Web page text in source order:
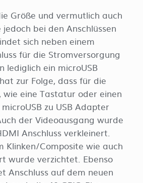
Größe und vermutlich auch
bei den Anschlüssen
sich neben einem
für die Stromversorgung
lediglich ein microUSB
zur Folge, dass für die
wie eine Tastatur oder einen
zu USB Adapter
der Videoausgang wurde
Anschluss verkleinert.
Klinken/Composite wie auch
wurde verzichtet. Ebenso
Anschluss auf dem neuen